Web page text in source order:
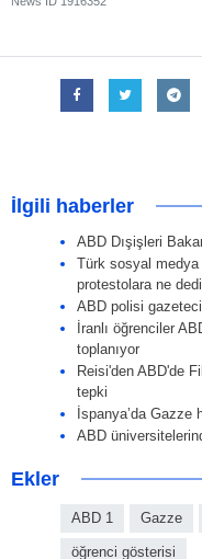
İlgili haberler
ABD Dışişleri
Türk sosyal medya
protestolara ne
ABD polisi
İranlı öğrenciler
toplanıyor
Reisi'den ABD'de
tepki
İspanya’da Gazze
ABD
Ekler
ABD 1 Gazze
öğrenci gösterisi